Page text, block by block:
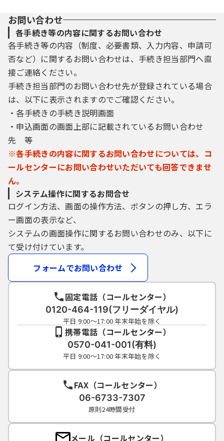
お問い合わせ
各手続き等の内容に関するお問い合わせ
各手続き等の内容（制度、必要書類、入力内容、申請可
否など）に関するお問い合わせは、手続き担当部門へ直
接ご連絡ください。
手続き担当部門のお問い合わせ先が登録されている場合
は、以下に表示されますのでご確認ください。
・各手続きの手続き説明画面
・申込画面の画面上部に記載されているお問い合わせ
先 等
※各手続きの内容に関するお問い合わせについては、コ
ールセンターにお問い合わせいただいても回答できませ
ん。
システム操作に関するお問合せ
ログイン方法、画面の操作方法、ボタンの押し方、エラ
ー画面の表示など、
システムの画面操作に関するお問い合わせのみ、以下に
て受け付けています。
フォームでお問い合わせ
固定電話（コールセンター）
0120-464-119(フリーダイヤル)
平日 9:00～17:00 年末年始を除く
携帯電話（コールセンター）
0570-041-001(有料)
平日 9:00～17:00 年末年始を除く
FAX（コールセンター）
06-6733-7307
原則24時間受付
メール（コールセンター）